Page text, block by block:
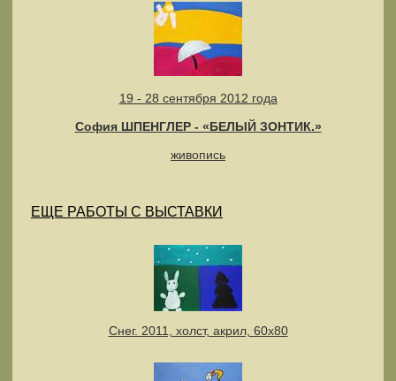
19 - 28 сентября 2012 года
София ШПЕНГЛЕР - «БЕЛЫЙ ЗОНТИК.»
живопись
ЕЩЕ РАБОТЫ С ВЫСТАВКИ
Снег. 2011, холст, акрил, 60х80